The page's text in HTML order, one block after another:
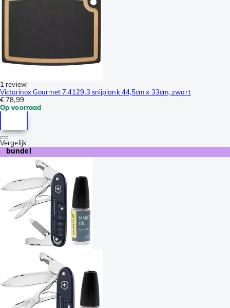
1 review
Victorinox Gourmet 7.4129.3 snijplank 44,5cm x 33cm, zwart
€ 78,99
Op voorraad
Vergelijk
bundel